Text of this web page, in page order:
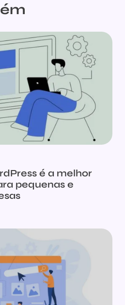
é a melhor
pequenas e